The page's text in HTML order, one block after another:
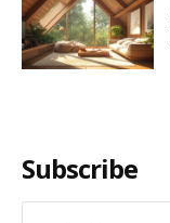
Subscribe